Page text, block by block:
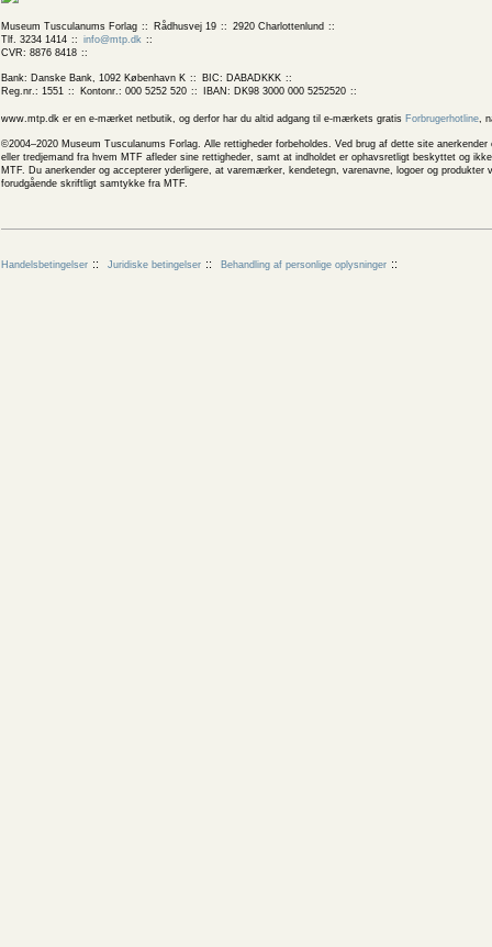
Museum Tusculanums Forlag Rådhusvej 19
2920 Charlottenlund
Tlf. 3234 1414
info@mtp.dk
CVR: 8876 8418
Bank: Danske Bank, 1092 København K
BIC: DABADKKK
Reg.nr.: 1551
Kontonr.: 000 5252 520 IBAN: DK98 3000 000 5252520
www.mtp.dk er en e-mærket netbutik, og derfor har du altid adgang til e-mærkets gratis Forbrugerhotline,
©2004–2020 Museum Tusculanums Forlag. Alle rettigheder forbeholdes. Ved brug af dette site
eller tredjemand fra hvem MTF afleder sine rettigheder, samt at indholdet er ophavsretligt beskyttet og
MTF. Du anerkender og accepterer yderligere, at varemærker, kendetegn, varenavne, logoer og
forudgående skriftligt samtykke fra MTF.
Handelsbetingelser Juridiske betingelser Behandling af personlige oplysninger